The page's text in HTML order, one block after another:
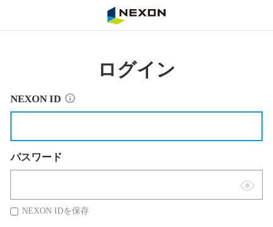
ログイン
NEXON ID
パスワード
表
NEXON IDを保存